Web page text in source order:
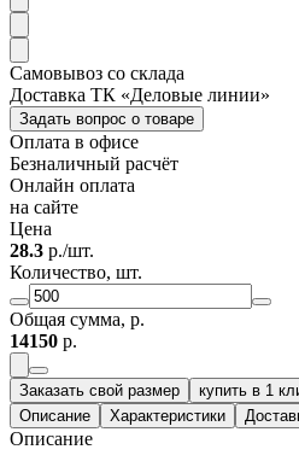
Самовывоз со склада
Доставка ТК «Деловые линии»
Задать вопрос о товаре
Оплата в офисе
Безналичный расчёт
Онлайн оплата
на сайте
Цена
28.3 р./шт.
Количество, шт.
Общая сумма, р.
14150 р.
Заказать свой размер
купить в 1
Описание
Характеристики
Описание